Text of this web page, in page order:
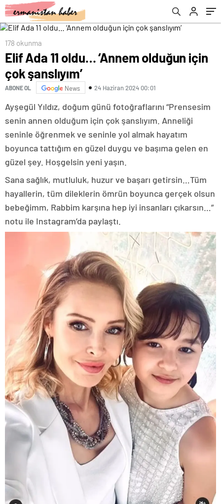
178 okunma
Elif Ada 11 oldu… ‘Annem olduğun için
çok şanslıyım’
ABONE OL News 24 Haziran 2024 00:01
Ayşegül Yıldız, doğum günü fotoğraflarını “Prensesim
senin annen olduğum için çok şanslıyım. Anneliği
seninle öğrenmek ve seninle yol almak hayatım
boyunca tattığım en güzel duygu ve başıma gelen en
güzel şey. Hoşgelsin yeni yaşın.
Sana sağlık, mutluluk, huzur ve başarı getirsin…Tüm
hayallerin, tüm dileklerin ömrün boyunca gerçek olsun
bebeğimm, Rabbim karşına hep iyi insanları çıkarsın…”
notu ile Instagram’da paylaştı.
özelliklere yönelik öne sürülen iddialar